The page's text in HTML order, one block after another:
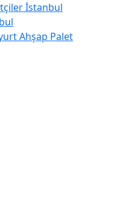
İstanbul
Ahşap Palet